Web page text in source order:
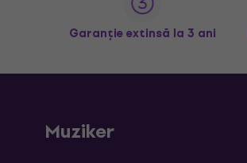
Garanție extinsă la 3 ani
Muziker